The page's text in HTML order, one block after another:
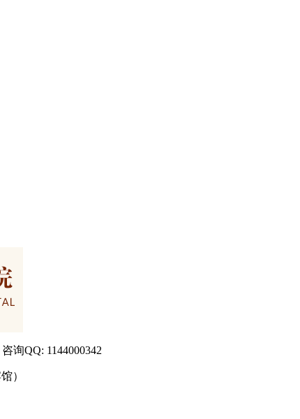
询QQ: 1144000342
）